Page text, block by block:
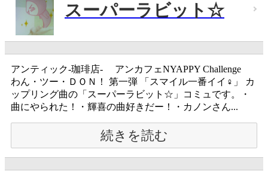
スーパーラビット☆
アンティック-珈琲店- アンカフェNYAPPY Challenge
わん・ツー・ＤＯＮ！ 第一弾 「スマイル一番イイ♀」 カ
ップリング曲の「スーパーラビット☆」コミュです。・
曲にやられた！・輝喜の曲好きだー！・カノンさん...
続きを読む